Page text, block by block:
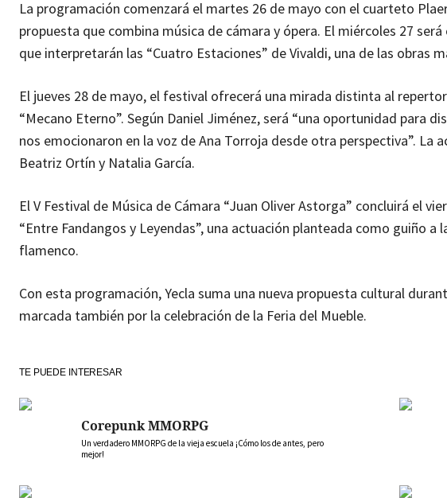
La programación comenzará el martes 26 de mayo con el cuarteto
propuesta que combina música de cámara y ópera. El miércoles 27
que interpretarán las “Cuatro Estaciones” de Vivaldi, una de las obras
El jueves 28 de mayo, el festival ofrecerá una mirada distinta al
“Mecano Eterno”. Según Daniel Jiménez, será “una oportunidad para
nos emocionaron en la voz de Ana Torroja desde otra perspectiva”. La
Beatriz Ortín y Natalia García.
El V Festival de Música de Cámara “Juan Oliver Astorga” concluirá el
“Entre Fandangos y Leyendas”, una actuación planteada como guiño a
flamenco.
Con esta programación, Yecla suma una nueva propuesta cultural
marcada también por la celebración de la Feria del Mueble.
TE PUEDE INTERESAR
Corepunk MMORPG
Un verdadero MMORPG de la vieja escuela ¡Cómo los de antes, pero
mejor!